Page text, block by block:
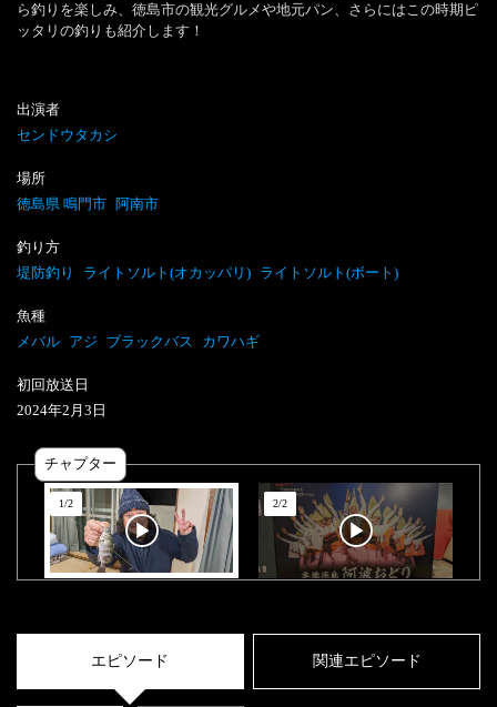
ら釣りを楽しみ、徳島市の観光グルメや地元パン、さらにはこの時期ピ
ッタリの釣りも紹介します！
出演者
センドウタカシ
場所
徳島県 鳴門市 阿南市
釣り方
堤防釣り
ライトソルト(オカッパリ) ライトソルト(ボート)
魚種
メバル アジ ブラックバス カワハギ
初回放送日
2024年2 月 3 日
チャプター
1/2 2/2
エピソード 関連エピソード